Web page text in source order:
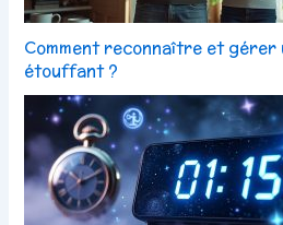
Comment reconnaître et
étouffant ?